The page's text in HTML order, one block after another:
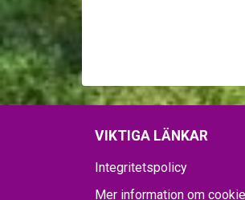
VIKTIGA LÄNKAR
Integritetspolicy
Mer information om